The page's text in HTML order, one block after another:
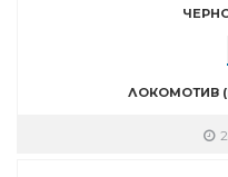
ЛОКОМОТИВ